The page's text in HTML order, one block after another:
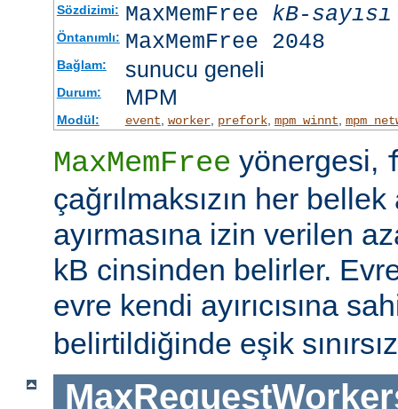
Sözdizimi: MaxMemFree kB-sayısı
Öntanımlı: MaxMemFree 2048
Bağlam: sunucu geneli
Durum: MPM
Modül: event worker, prefork, mpm_winnt
MaxMemFree yönergesi,
çağrılmaksızın her bellek
ayırmasına izin verilen
kB cinsinden belirler.
evre kendi ayırıcısına
belirtildiğinde eşik